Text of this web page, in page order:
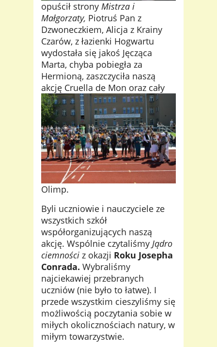
opuścił strony Mistrza i
Małgorzaty, Piotruś Pan z
Dzwoneczkiem, Alicja z Krainy
Czarów, z łazienki Hogwartu
wydostała się jakoś Jęcząca
Marta, chyba pobiegła za
Hermioną, zaszczyciła naszą
akcję Cruella de Mon oraz cały
Olimp.
Byli uczniowie i nauczyciele ze
wszystkich szkół
współorganizujących naszą
akcję. Wspólnie czytaliśmy Jądro
ciemności z okazji Roku Josepha
Conrada. Wybraliśmy
najciekawiej przebranych
uczniów (nie było to łatwe). I
przede wszystkim cieszyliśmy się
możliwością poczytania sobie w
miłych okolicznościach natury, w
miłym towarzystwie.